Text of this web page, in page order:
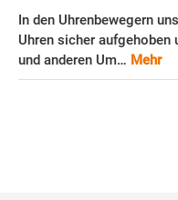
In den Uhrenbewegern
Uhren sicher aufgehoben
und anderen Um… Mehr